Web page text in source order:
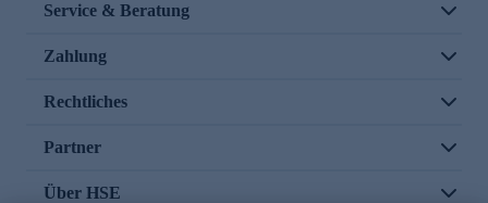
Service & Beratung
Zahlung
Rechtliches
Partner
Über HSE